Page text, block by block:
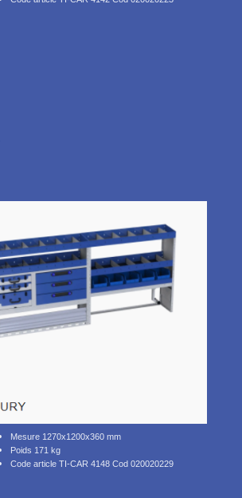
Mesure 1270x1200x360 mm
Poids 171 kg
Code article TI-CAR 4148 Cod 020020229